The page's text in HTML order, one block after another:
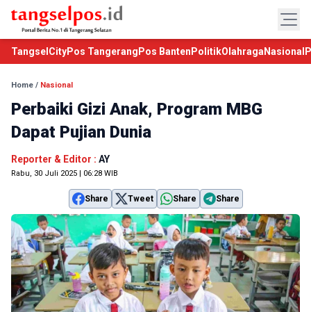
TangselCityPos Tangerang Pos Banten PolitikOlahraga Nasional
Home / Nasional
Perbaiki Gizi Anak, Program MBG
Dapat Pujian Dunia
Reporter & Editor : AY
Rabu, 30 Juli 2025 | 06:28 WIB
Share Tweet Share Share